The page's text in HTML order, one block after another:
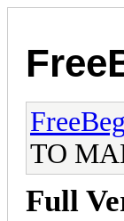
FreeBeg
TO
Full